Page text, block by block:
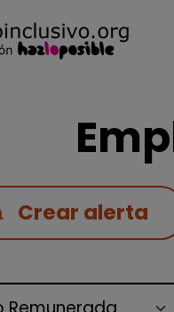
Crear alerta
oferta